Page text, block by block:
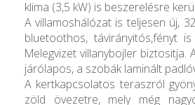
klima (3,5 kW) is beszerelésre
A villamoshálózat is teljesen új,
bluetoothos, távirányitós,fényt
Melegvizet villanybojler biztositja.
járólapos, a szobák laminált
A kertkapcsolatos teraszról
zöld övezetre, mely még